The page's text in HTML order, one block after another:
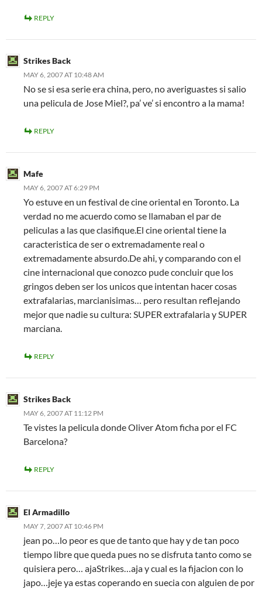
REPLY
Strikes Back
MAY 6, 2007 AT 10:48 AM
No se si esa serie era china, pero, no averiguastes si salio
una pelicula de Jose Miel?, pa’ ve’ si encontro a la mama!
REPLY
Mafe
MAY 6, 2007 AT 6:29 PM
Yo estuve en un festival de cine oriental en Toronto. La
verdad no me acuerdo como se llamaban el par de
peliculas a las que clasifique.El cine oriental tiene la
caracteristica de ser o extremadamente real o
extremadamente absurdo.De ahi, y comparando con el
cine internacional que conozco pude concluir que los
gringos deben ser los unicos que intentan hacer cosas
extrafalarias, marcianisimas… pero resultan reflejando
mejor que nadie su cultura: SUPER extrafalaria y SUPER
marciana.
REPLY
Strikes Back
MAY 6, 2007 AT 11:12 PM
Te vistes la pelicula donde Oliver Atom ficha por el FC
Barcelona?
REPLY
El Armadillo
MAY 7, 2007 AT 10:46 PM
jean po…lo peor es que de tanto que hay y de tan poco
tiempo libre que queda pues no se disfruta tanto como se
quisiera pero… ajaStrikes…aja y cual es la fijacion con lo
japo…jeje ya estas coperando en suecia con alguien de por